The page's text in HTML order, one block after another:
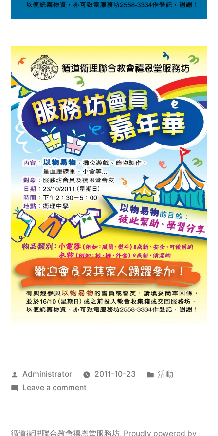
Posted
by
Administrator 2011-10-23
Posted
活動
Leave a commenton
服
循道衛理聯合教會禧恩堂服務坊, Proudly powered by